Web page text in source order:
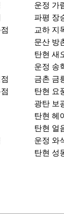
운정 가
파평 장
교하 지
문산 방
탄현 새
운정 송
금촌 금
탄현 요
광탄 보
탄현 헤
탄현 얼
운정 와
탄현 성